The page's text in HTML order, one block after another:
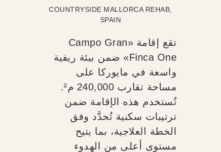
COUNTRYSIDE MALLORCA REHAB,
SPAIN
تقع إقامة «Campo Gran
Finca One» ضمن بيئة ريفية
واسعة في مايوركا على
مساحة تقارب 240,000 م².
تُستخدم هذه الإقامة ضمن
ترتيبات سكنية تُحدَّد وفق
الخطة العلاجية، بما يتيح
مستوى أعلى من الهدوء